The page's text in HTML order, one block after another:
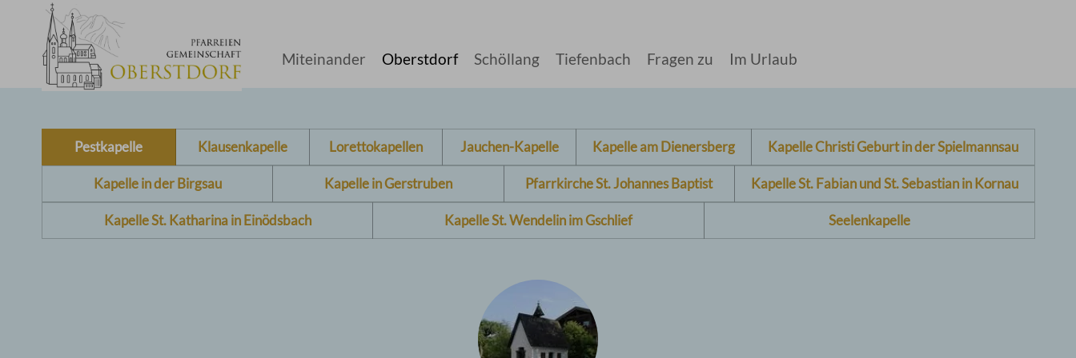
Miteinander Oberstdorf Schöllang Tiefenbach Fragen zu Im Urlaub
Pestkapelle Klausenkapelle Lorettokapellen Jauchen-Kapelle Kapelle am Dienersberg Kapelle Christi Geburt in der Spielmannsau
Kapelle in der Birgsau Kapelle in Gerstruben Pfarrkirche St. Johannes Baptist Kapelle St. Fabian und St. Sebastian in Kornau
Kapelle St. Katharina in Einödsbach Kapelle St. Wendelin im Gschlief Seelenkapelle